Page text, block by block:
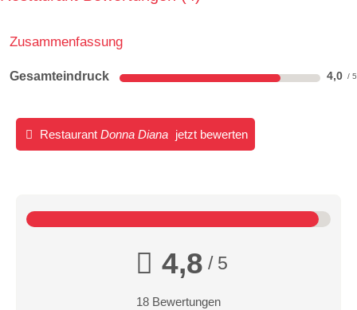
Zusammenfassung
Gesamteindruck 4,0
Restaurant Donna Diana jetzt bewerten
4,8 / 5
18 Bewertungen